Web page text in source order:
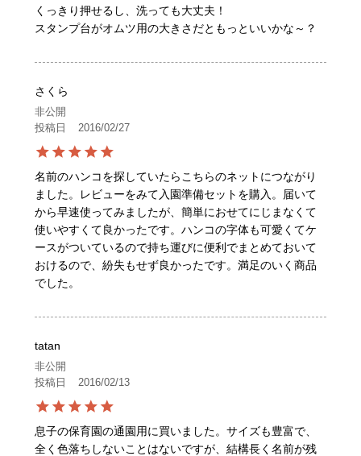
くっきり押せるし、洗っても大丈夫！
スタンプ台がオムツ用の大きさだともっといいかな～？
さくら
非公開
投稿日
2016/02/27
名前のハンコを探していたらこちらのネットにつながり
ました。レビューをみて入園準備セットを購入。届いて
から早速使ってみましたが、簡単におせてにじまなくて
使いやすくて良かったです。ハンコの字体も可愛くてケ
ースがついているので持ち運びに便利でまとめておいて
おけるので、紛失もせず良かったです。満足のいく商品
でした。
tatan
非公開
投稿日
2016/02/13
息子の保育園の通園用に買いました。サイズも豊富で、
全く色落ちしないことはないですが、結構長く名前が残